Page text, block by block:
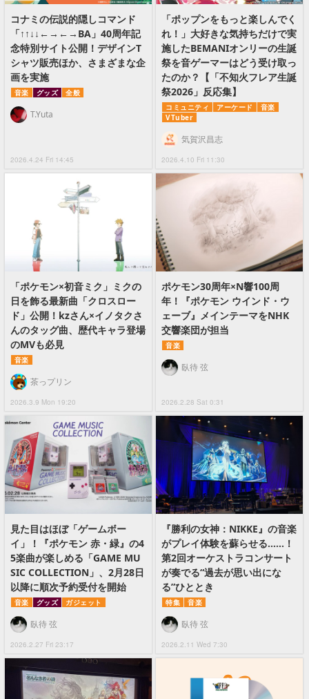
コナミの伝説的隠しコマンド
「↑↑↓↓←→←→BA」40周年記
念特別サイト公開！デザインT
シャツ販売ほか、さまざまな企
画を実施
音楽 グッズ 全般
2026.4.24 Fri 14:45
T.Yuta
「ポップンをもっと楽しんでく
れ！」大好きな気持ちだけで実
施したBEMANIオンリーの生誕
祭を音ゲーマーはどう受け取っ
たのか？【「不知火フレア生誕
祭2026」反応集】
コミュニティ アーケード
音楽
VTuber
2026.4.10 Fri 11:30
気賀沢昌志
「ポケモン×初音ミク」ミクの
日を飾る最新曲「クロスロー
ド」公開！kzさん×イノタクさ
んのタッグ曲、歴代キャラ登場
のMVも必見
音楽
2026.3.9 Mon 19:20
茶っプリン
ポケモン30周年×N響100周
年！『ポケモン ウインド・ウ
ェーブ』メインテーマをNHK
交響楽団が担当
音楽
2026.2.28 Sat 0:31
臥待 弦
見た目はほぼ「ゲームボー
イ」！『ポケモン 赤・緑』の4
5楽曲が楽しめる「GAME MU
SIC COLLECTION」、2月28日
以降に順次予約受付を開始
音楽 グッズ ガジェット
2026.2.27 Fri 23:17
臥待 弦
『勝利の女神：NIKKE』の音楽
がプレイ体験を蘇らせる……！
第2回オーケストラコンサート
が奏でる“過去が思い出にな
る”ひととき
特集 音楽
2026.2.11 Wed 7:30
臥待 弦